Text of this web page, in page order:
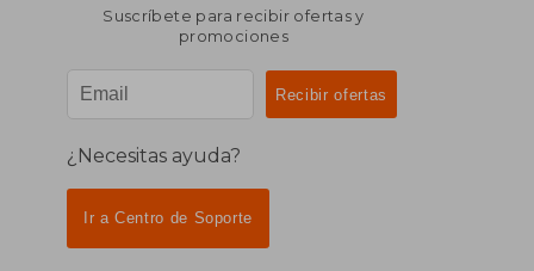
Suscríbete para recibir ofertas y
promociones
¿Necesitas ayuda?
Ir a Centro de Soporte